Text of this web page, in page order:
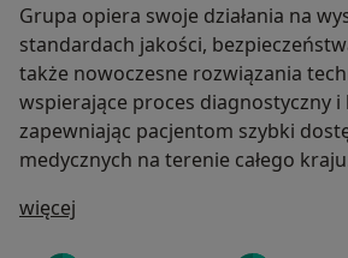
Grupa opiera swoje działania na
standardach jakości,
także nowoczesne rozwiązania
wspierające proces diagnostyczny i
zapewniając pacjentom szybki
medycznych na terenie całego
więcej